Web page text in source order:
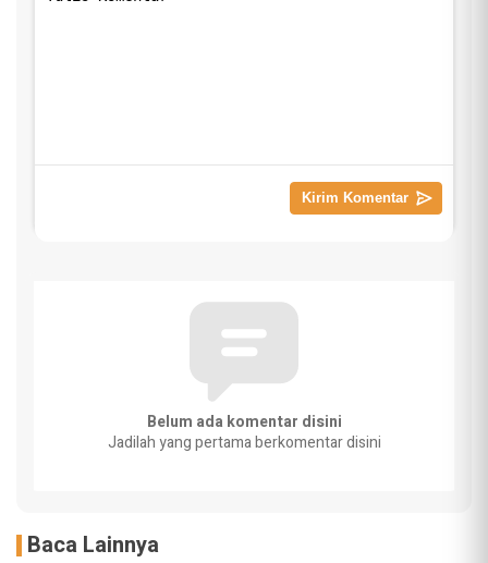
Belum ada komentar disini
Jadilah yang pertama berkomentar disini
Baca Lainnya